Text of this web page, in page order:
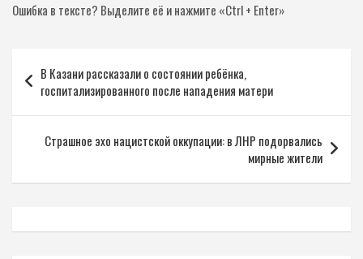
Ошибка в тексте? Выделите её и нажмите «Ctrl + Enter»
по
записям
В Казани рассказали о состоянии ребёнка,
госпитализированного после нападения матери
Страшное эхо нацистской оккупации: в ЛНР подорвались
мирные жители